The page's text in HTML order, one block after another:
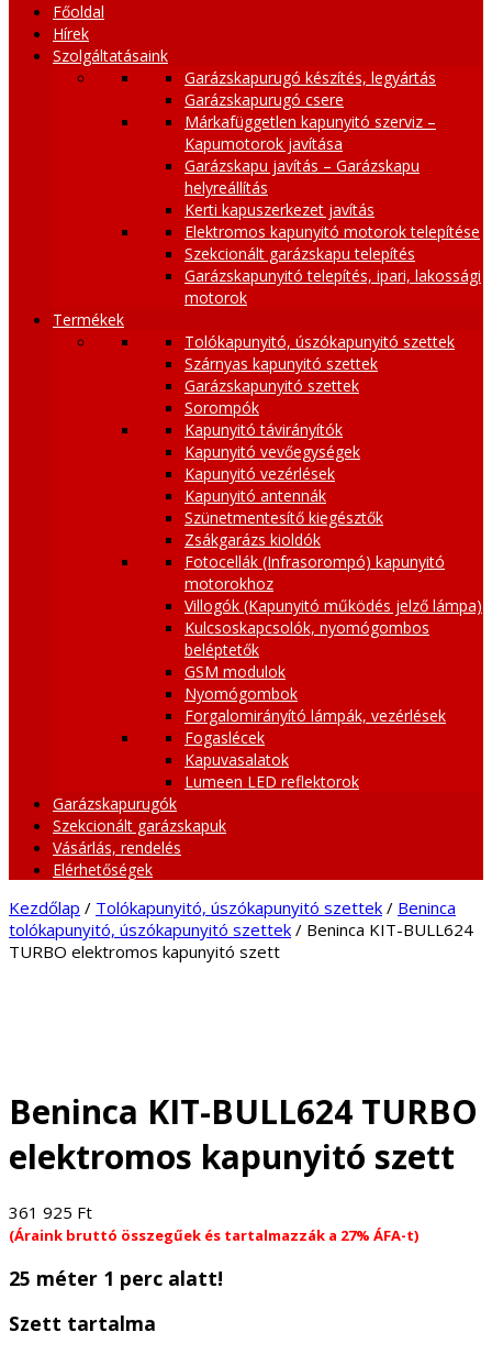
Főoldal
Hírek
Szolgáltatásaink
Garázskapurugó készítés, legyártás
Garázskapurugó csere
Márkafüggetlen kapunyitó szerviz –
Kapumotorok javítása
Garázskapu javítás – Garázskapu
helyreállítás
Kerti kapuszerkezet javítás
Elektromos kapunyitó motorok telepítése
Szekcionált garázskapu telepítés
Garázskapunyitó telepítés, ipari, lakossági
motorok
Termékek
Tolókapunyitó, úszókapunyitó szettek
Szárnyas kapunyitó szettek
Garázskapunyitó szettek
Sorompók
Kapunyitó távirányítók
Kapunyitó vevőegységek
Kapunyitó vezérlések
Kapunyitó antennák
Szünetmentesítő kiegésztők
Zsákgarázs kioldók
Fotocellák (Infrasorompó) kapunyitó
motorokhoz
Villogók (Kapunyitó működés jelző lámpa)
Kulcsoskapcsolók, nyomógombos
beléptetők
GSM modulok
Nyomógombok
Forgalomirányító lámpák, vezérlések
Fogaslécek
Kapuvasalatok
Lumeen LED reflektorok
Garázskapurugók
Szekcionált garázskapuk
Vásárlás, rendelés
Elérhetőségek
Kezdőlap / Tolókapunyitó, úszókapunyitó szettek / Beninca
tolókapunyitó, úszókapunyitó szettek / Beninca KIT-BULL624
TURBO elektromos kapunyitó szett
Beninca KIT-BULL624 TURBO
elektromos kapunyitó szett
361 925 Ft
(Áraink bruttó összegűek és tartalmazzák a 27% ÁFA-t)
25 méter 1 perc alatt!
Szett tartalma